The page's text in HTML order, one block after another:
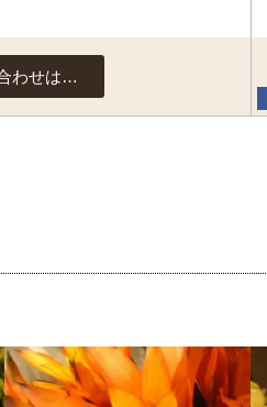
わせは…